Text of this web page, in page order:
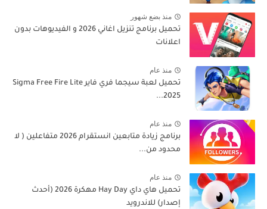
منذ بضع شهور
تحميل برنامج تنزيل اغاني 2026 و الفيديوهات بدون
اعلانات
منذ عام
تحميل لعبة سيجما فري فاير Sigma Free Fire Lite
2025...
منذ عام
برنامج زيادة متابعين انستقرام 2026 متفاعلين ( لا
محدود من...
منذ عام
تحميل هاي داي Hay Day مهكرة 2026 (أحدث
إصدار) للاندرويد